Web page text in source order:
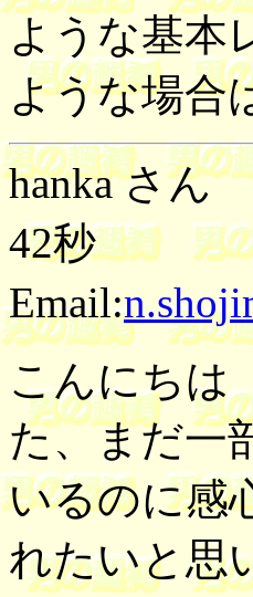
ような基本
ような場合
hanka さ
42秒
Email:
こんにちは
た、まだ一
いるのに感
れたいと思